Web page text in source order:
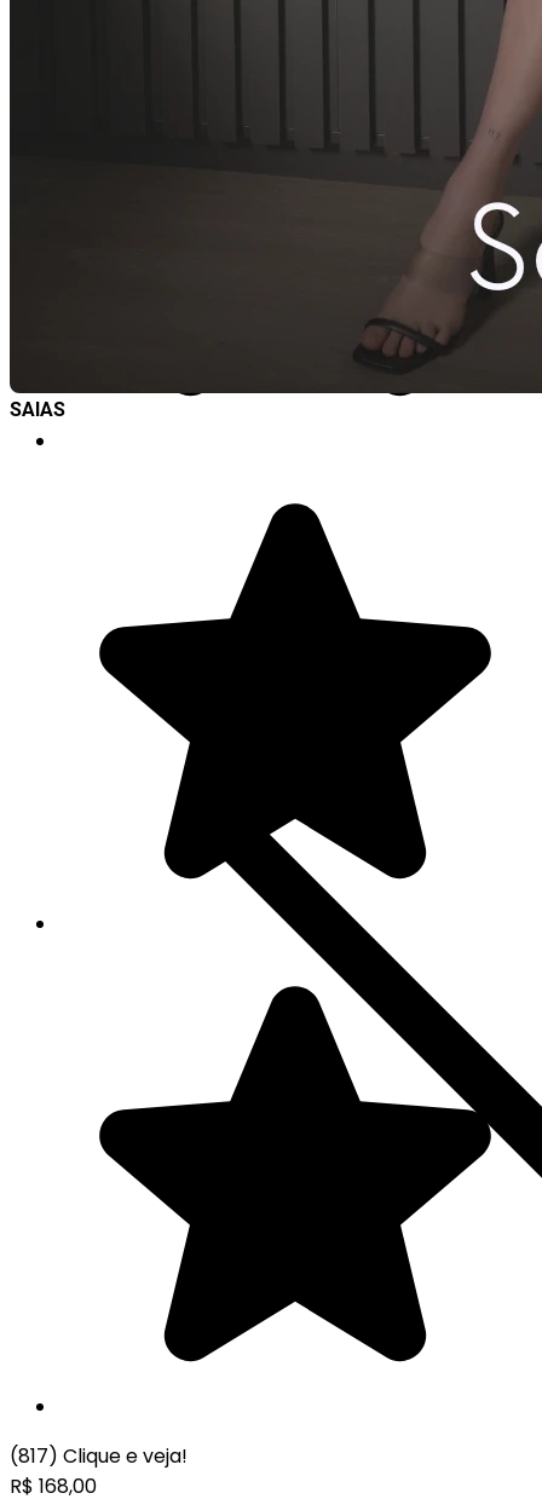
SAIAS
(817) Clique e veja!
R$ 168,00